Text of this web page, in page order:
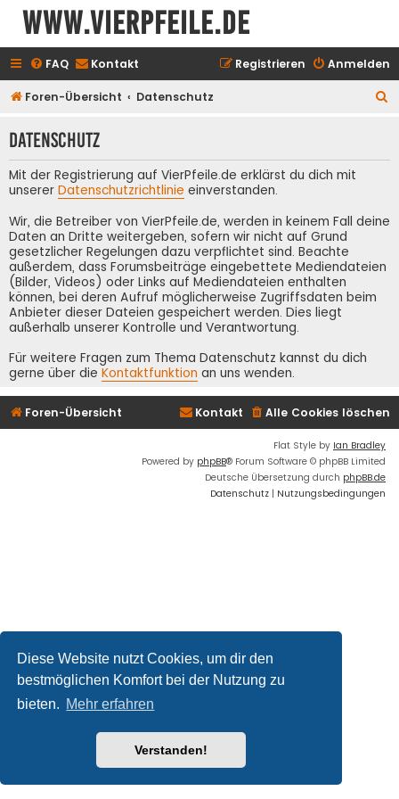
Diese Website nutzt Cookies, um dir den
bestmöglichen Komfort bei der Nutzung zu
bieten. Mehr erfahren
Verstanden!
www.vierpfeile.de
FAQ Kontakt Anmelden
Registrieren
Foren-Übersicht Datenschutz
h
Datenschutz
Mit der Registrierung auf VierPfeile.de erklärst du dich mit
unserer Datenschutzrichtlinie einverstanden.
Wir, die Betreiber von VierPfeile.de, werden in keinem Fall deine
Daten an Dritte weitergeben, sofern wir nicht auf Grund
gesetzlicher Regelungen dazu verpflichtet sind. Beachte
außerdem, dass Forumsbeiträge eingebettete Mediendateien
(Bilder, Videos) oder Links auf Mediendateien enthalten
können, bei deren Aufruf möglicherweise Zugriffsdaten beim
Anbieter dieser Dateien gespeichert werden. Dies liegt
außerhalb unserer Kontrolle und Verantwortung.
Für weitere Fragen zum Thema Datenschutz kannst du dich
gerne über die Kontaktfunktion an uns wenden.
Foren-Übersicht Alle Cookies löschen
Kontakt
Flat Style by Ian Bradley
Powered by phpBB® Forum Software © phpBB Limited
Deutsche Übersetzung durch phpBB.de
Datenschutz | Nutzungsbedingungen